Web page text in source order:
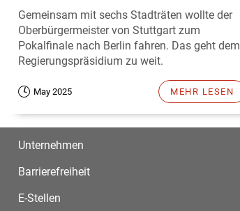
Gemeinsam mit sechs Stadträten wollte der
Oberbürgermeister von Stuttgart zum
Pokalfinale nach Berlin fahren. Das geht dem
Regierungspräsidium zu weit.
May 2025 MEHR LESEN
Unternehmen
Barrierefreiheit
E-Stellen